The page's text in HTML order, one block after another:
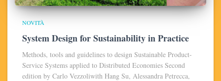
NOVITÀ
System Design for Sustainability in Practice
Methods, tools and guidelines to design Sustainable Product-
Service Systems applied to Distributed Economies Second
edition by Carlo Vezzoliwith Hang Su, Alessandra Petrecca,